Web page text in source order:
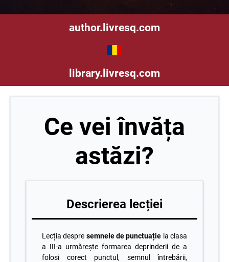
author.livresq.com
library.livresq.com
Ce vei învăța
astăzi?
Descrierea lecției
Lecția despre semnele de punctuație la clasa
a III-a urmărește formarea deprinderii de a
folosi corect punctul, semnul întrebării,